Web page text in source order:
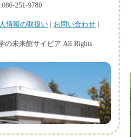
251-9780
情報の取扱い | お問い合わせ |
の未来館サイピア All Rights